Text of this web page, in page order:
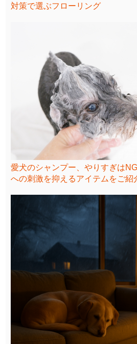
対策で選ぶフローリング
愛犬のシャンプー、やりすぎは
への刺激を抑えるアイテムをご紹